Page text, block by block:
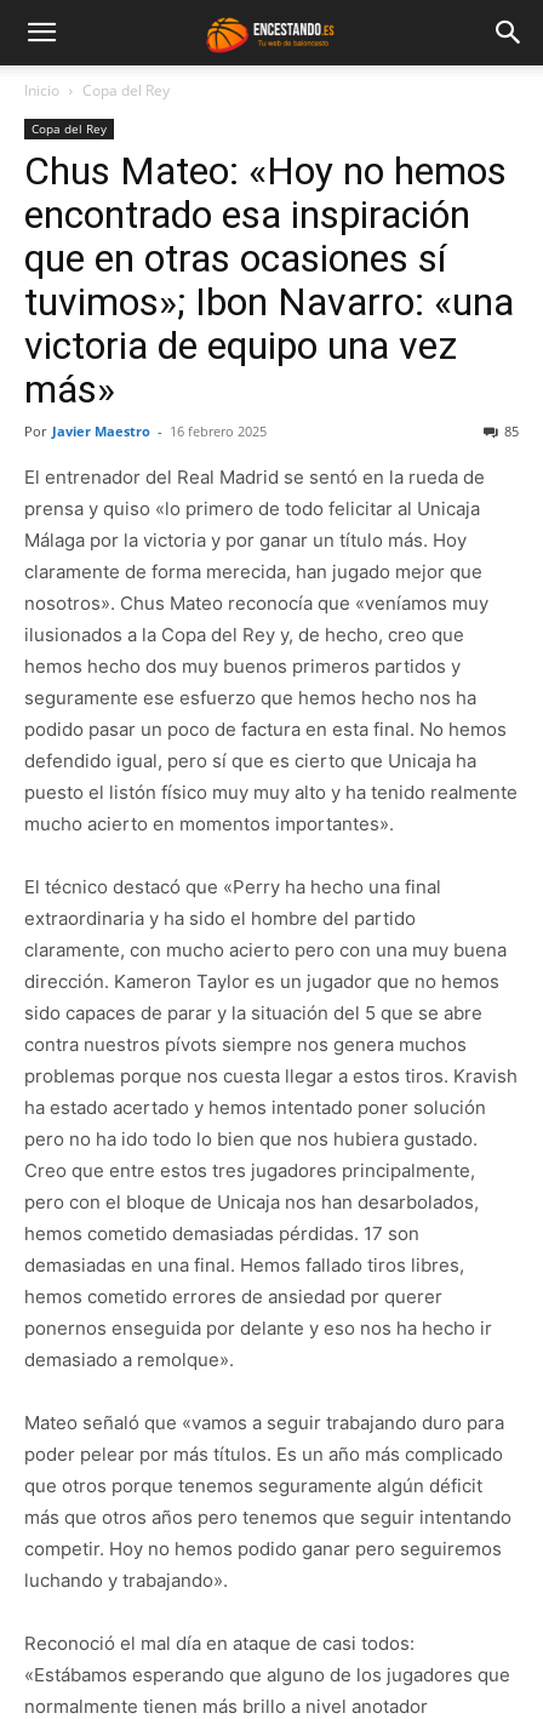
Inicio Copa del Rey
Copa del Rey
Chus Mateo: «Hoy no hemos
encontrado esa inspiración
que en otras ocasiones sí
tuvimos»; Ibon Navarro: «una
victoria de equipo una vez
más»
Por Javier Maestro - 16 febrero 2025 85
El entrenador del Real Madrid se sentó en la rueda de
prensa y quiso «lo primero de todo felicitar al Unicaja
Málaga por la victoria y por ganar un título más. Hoy
claramente de forma merecida, han jugado mejor que
nosotros». Chus Mateo reconocía que «veníamos muy
ilusionados a la Copa del Rey y, de hecho, creo que
hemos hecho dos muy buenos primeros partidos y
seguramente ese esfuerzo que hemos hecho nos ha
podido pasar un poco de factura en esta final. No hemos
defendido igual, pero sí que es cierto que Unicaja ha
puesto el listón físico muy muy alto y ha tenido realmente
mucho acierto en momentos importantes».
El técnico destacó que «Perry ha hecho una final
extraordinaria y ha sido el hombre del partido
claramente, con mucho acierto pero con una muy buena
dirección. Kameron Taylor es un jugador que no hemos
sido capaces de parar y la situación del 5 que se abre
contra nuestros pívots siempre nos genera muchos
problemas porque nos cuesta llegar a estos tiros. Kravish
ha estado acertado y hemos intentado poner solución
pero no ha ido todo lo bien que nos hubiera gustado.
Creo que entre estos tres jugadores principalmente,
pero con el bloque de Unicaja nos han desarbolados,
hemos cometido demasiadas pérdidas. 17 son
demasiadas en una final. Hemos fallado tiros libres,
hemos cometido errores de ansiedad por querer
ponernos enseguida por delante y eso nos ha hecho ir
demasiado a remolque».
Mateo señaló que «vamos a seguir trabajando duro para
poder pelear por más títulos. Es un año más complicado
que otros porque tenemos seguramente algún déficit
más que otros años pero tenemos que seguir intentando
competir. Hoy no hemos podido ganar pero seguiremos
luchando y trabajando».
Reconoció el mal día en ataque de casi todos:
«Estábamos esperando que alguno de los jugadores que
normalmente tienen más brillo a nivel anotador